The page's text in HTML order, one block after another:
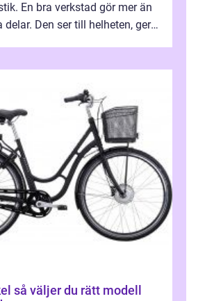
En bra verkstad gör mer än
delar. Den ser till helheten, ger